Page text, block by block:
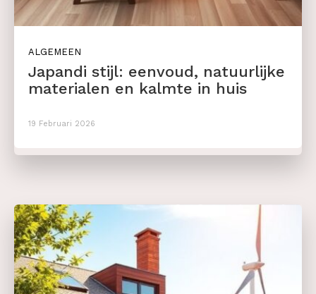
ALGEMEEN
Japandi stijl: eenvoud, natuurlijke
materialen en kalmte in huis
19 Februari 2026